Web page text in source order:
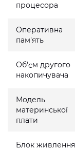
процесора
Оперативна
пам'ять
Об'єм другого
накопичувача
Модель
материнської
плати
Блок живлення